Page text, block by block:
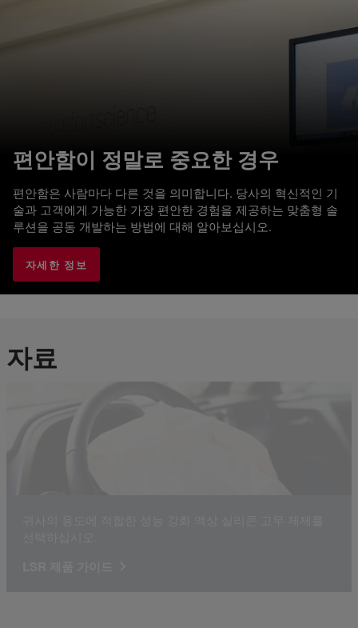
편안함이 정말로 중요한 경우
편안함은 사람마다 다른 것을 의미합니다. 당사의 혁신적인 기
술과 고객에게 가능한 가장 편안한 경험을 제공하는 맞춤형 솔
루션을 공동 개발하는 방법에 대해 알아보십시오.
자세한 정보
자료